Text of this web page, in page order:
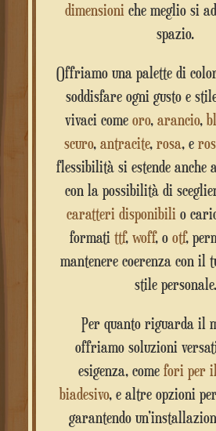
dimensioniche meglio si
spazio.
Offriamo una palette di colori versatile per
soddisfare ogni gusto e
vivaci come oro, arancio,
scuro, antracite, rosa, e
flessibilità si estende
con la possibilità di
caratteri disponibili o
formati ttf, woff, o otf,
mantenere coerenza con il
stile personale.
Per quanto riguarda il montaggio,
offriamo soluzioni
esigenza, come fori per
biadesivo, e altre opzioni
garantendo